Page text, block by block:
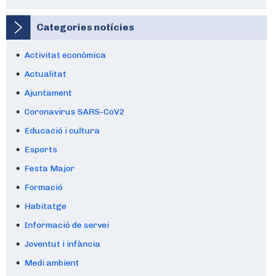
Categories notícies
Activitat econòmica
Actualitat
Ajuntament
Coronavirus SARS-CoV2
Educació i cultura
Esports
Festa Major
Formació
Habitatge
Informació de servei
Joventut i infància
Medi ambient